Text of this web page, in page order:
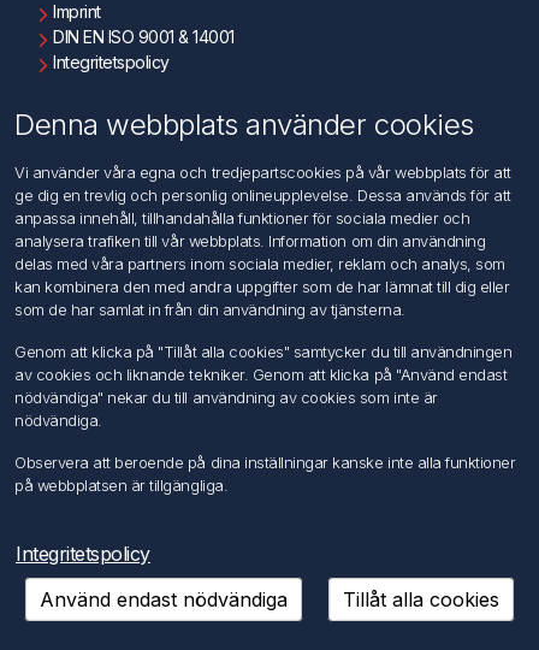
Imprint
DIN EN ISO 9001 & 14001
Integritetspolicy
Kontakta oss
Kundtjänst
Sök
Mitt konto
Mina ordrar
Mina adresser
Följ oss
Copyright © 2026 FÖRCH Sverige AB. Alla rättigheter reserverade.
Powered bynopCommerce
Denna webbplats använder cookies
Vi använder våra egna och tredjepartscookies på vår webbplats för att
ge dig en trevlig och personlig onlineupplevelse. Dessa används för att
anpassa innehåll, tillhandahålla funktioner för sociala medier och
analysera trafiken till vår webbplats. Information om din användning
delas med våra partners inom sociala medier, reklam och analys, som
kan kombinera den med andra uppgifter som de har lämnat till dig eller
som de har samlat in från din användning av tjänsterna.
Genom att klicka på "Tillåt alla cookies" samtycker du till användningen
av cookies och liknande tekniker. Genom att klicka på "Använd endast
nödvändiga" nekar du till användning av cookies som inte är
nödvändiga.
Observera att beroende på dina inställningar kanske inte alla funktioner
på webbplatsen är tillgängliga.
Integritetspolicy
Använd endast nödvändiga
Tillåt alla cookies